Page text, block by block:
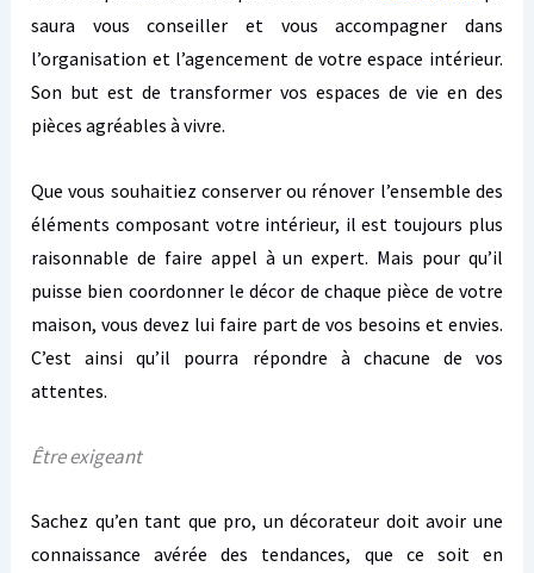
saura vous conseiller et vous accompagner dans
l’organisation et l’agencement de votre espace intérieur.
Son but est de transformer vos espaces de vie en des
pièces agréables à vivre.
Que vous souhaitiez conserver ou rénover l’ensemble des
éléments composant votre intérieur, il est toujours plus
raisonnable de faire appel à un expert. Mais pour qu’il
puisse bien coordonner le décor de chaque pièce de votre
maison, vous devez lui faire part de vos besoins et envies.
C’est ainsi qu’il pourra répondre à chacune de vos
attentes.
Être exigeant
Sachez qu’en tant que pro, un décorateur doit avoir une
connaissance avérée des tendances, que ce soit en